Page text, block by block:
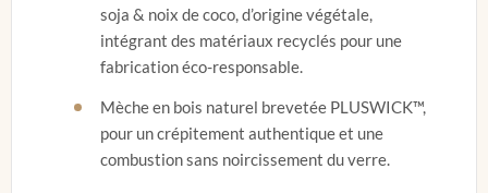
soja & noix de coco, d’origine végétale,
intégrant des matériaux recyclés pour une
fabrication éco-responsable.
Mèche en bois naturel brevetée PLUSWICK™,
pour un crépitement authentique et une
combustion sans noircissement du verre.